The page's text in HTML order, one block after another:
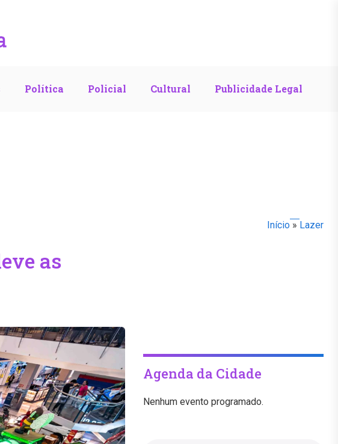
Política Policial Cultural Publicidade Legal
Início » Lazer
as
Agenda da Cidade
Nenhum evento programado.